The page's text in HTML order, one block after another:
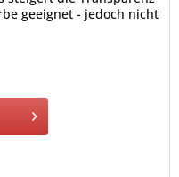
geeignet - jedoch nicht